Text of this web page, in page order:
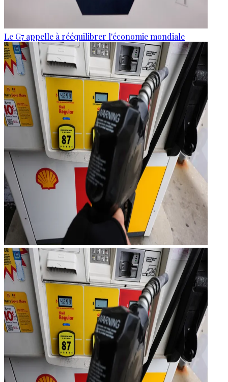
Le G7 appelle à rééquilibrer l'économie mondiale